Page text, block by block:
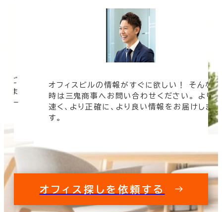
ご
ま
ペー
オフィスビルの情報がすぐに欲しい！ そんな
時は三鬼商事へお問い合わせください。 より
速く、より正確に、より良い情報をお届けしま
す。
オフィス探しを依頼する